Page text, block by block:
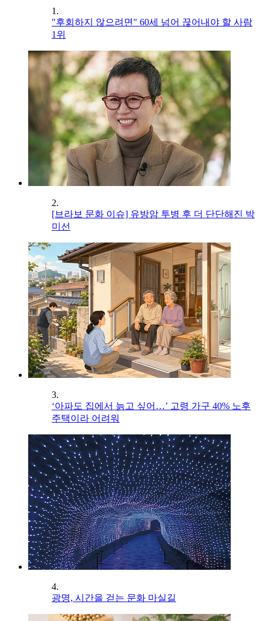
1.
"후회하지 않으려면" 60세 넘어 끊어내야 할 사람
1위
2.
[브라보 문화 이슈] 유방암 투병 후 더 단단해진 박
미선
3.
‘아파도 집에서 늙고 싶어…’ 고령 가구 40% 노후
주택이라 어려워
4.
광명, 시간을 걷는 문화 마실길